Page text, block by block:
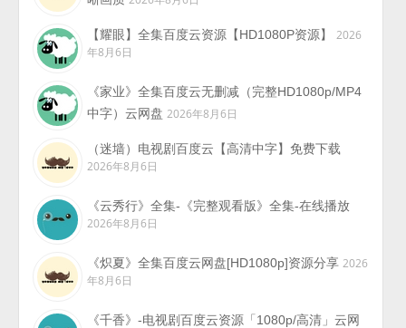
【耀眼】全集百度云资源【HD1080P资源】
2026
年8月6日
《家业》全集百度云无删减（完整HD1080p/MP4
中字）云网盘 2026年8月6日
（迷墙）电视剧百度云【高清中字】免费下载
2026年8月6日
《云秀行》全集-《完整观看版》全集-在线播放
2026年8月6日
《炽夏》全集百度云网盘[HD1080p]资源分享 2026
年8月6日
《千香》-电视剧百度云资源「1080p/高清」云网